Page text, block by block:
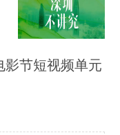
影节短视频单元